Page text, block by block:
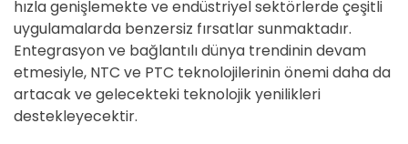
hızla genişlemekte ve endüstriyel sektörlerde çeşitli
uygulamalarda benzersiz fırsatlar sunmaktadır.
Entegrasyon ve bağlantılı dünya trendinin devam
etmesiyle, NTC ve PTC teknolojilerinin önemi daha da
artacak ve gelecekteki teknolojik yenilikleri
destekleyecektir.